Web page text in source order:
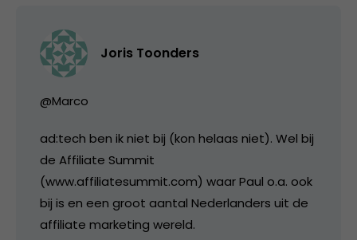
Joris Toonders
@Marco
ad:tech ben ik niet bij (kon helaas niet). Wel bij
de Affiliate Summit
(www.affiliatesummit.com) waar Paul o.a. ook
bij is en een groot aantal Nederlanders uit de
affiliate marketing wereld.